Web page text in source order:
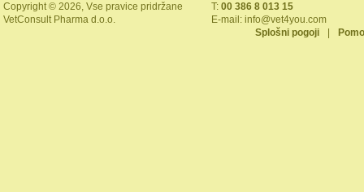
Copyright © 2026, Vse pravice pridržane
VetConsult Pharma d.o.o.
T: 00 386 8 013 15
E-mail: info@vet4you.com
Splošni pogoji